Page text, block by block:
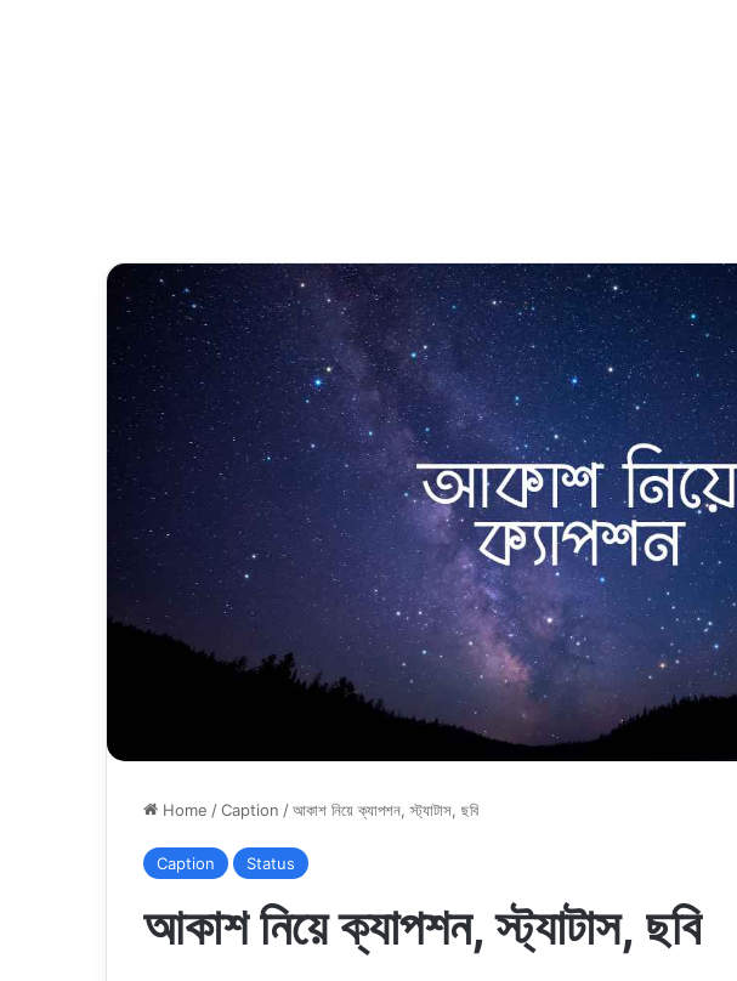
Home /Caption /আকাশ নিয়ে ক্যাপশন, স্ট্যাটাস, ছবি
Caption Status
আকাশ নিয়ে ক্যাপশন, স্ট্যাটাস, ছবি